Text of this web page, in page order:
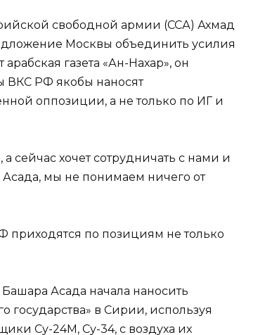
свободной армии (ССА) Ахмад
Москвы объединить усилия
газета «Ан-Нахар», он
ВКС РФ якобы наносят
оппозиции, а не только по ИГ и
сейчас хочет сотрудничать с нами и
мы не понимаем ничего от
приходятся по позициям не только
Асада начала наносить
государства» в Сирии, используя
Су-24М, Су-34, с воздуха их